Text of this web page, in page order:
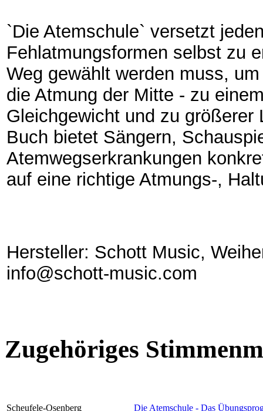
`Die Atemschule` versetzt
Fehlatmungsformen selbst zu
Weg gewählt werden muss,
die Atmung der Mitte - zu
Gleichgewicht und zu
Buch bietet Sängern,
Atemwegserkrankungen
auf eine richtige Atmungs-,
Hersteller: Schott Music,
info@schott-music.com
Zugehöriges
Scheufele-Osenberg Die Atemschule - Das